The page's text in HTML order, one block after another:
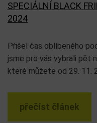
SPECIÁLNÍ BLACK
2024
Přišel čas oblíbeného
jsme pro vás vybrali pět
které můžete od 29. 11.
přečíst článek